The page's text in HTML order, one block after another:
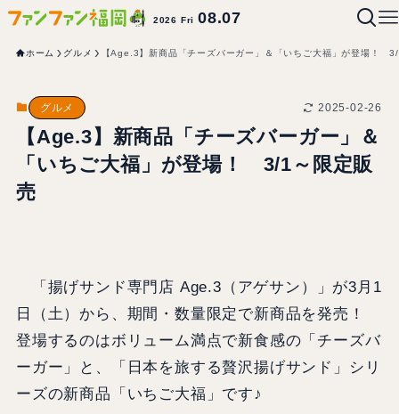
2026 Fri08.07
ホーム グルメ 【Age.3】新商品「チーズバーガー」＆「いちご大福」が登場！
グルメ 2025-02-26
【Age.3】新商品「チーズバーガー」＆
「いちご大福」が登場！ 3/1～限定販
売
「揚げサンド専門店 Age.3（アゲサン）」が3月1
日（土）から、期間・数量限定で新商品を発売！
登場するのはボリューム満点で新食感の「チーズバ
ーガー」と、「日本を旅する贅沢揚げサンド」シリ
ーズの新商品「いちご大福」です♪